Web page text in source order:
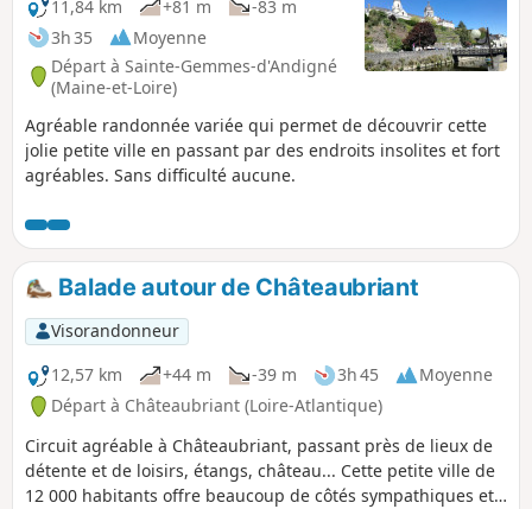
11,84 km
+81 m
-83 m
3h 35
Moyenne
Départ à Sainte-Gemmes-d'Andigné
(Maine-et-Loire)
Agréable randonnée variée qui permet de découvrir cette
jolie petite ville en passant par des endroits insolites et fort
agréables. Sans difficulté aucune.
Balade autour de Châteaubriant
Visorandonneur
12,57 km
+44 m -39 m 3h 45
Moyenne
Départ à Châteaubriant (Loire-Atlantique)
Circuit agréable à Châteaubriant, passant près de lieux de
détente et de loisirs, étangs, château... Cette petite ville de
12 000 habitants offre beaucoup de côtés sympathiques et